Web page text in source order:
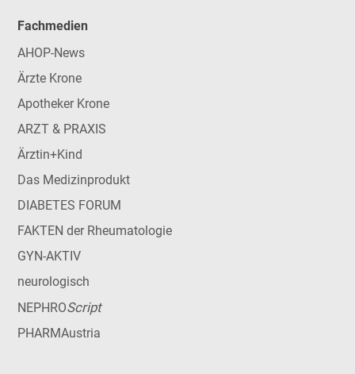
Fachmedien
AHOP-News
Ärzte Krone
Apotheker Krone
ARZT & PRAXIS
Ärztin+Kind
Das Medizinprodukt
DIABETES FORUM
FAKTEN der Rheumatologie
GYN-AKTIV
neurologisch
NEPHROScript
PHARMAustria